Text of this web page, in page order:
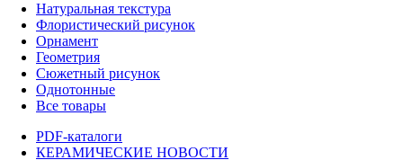
Натуральная текстура
Флористический рисунок
Орнамент
Геометрия
Сюжетный рисунок
Однотонные
Все товары
PDF-каталоги
КЕРАМИЧЕСКИЕ НОВОСТИ